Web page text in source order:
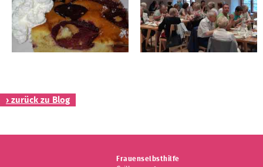
› zurück zu Blog
Frauenselbsthilfe